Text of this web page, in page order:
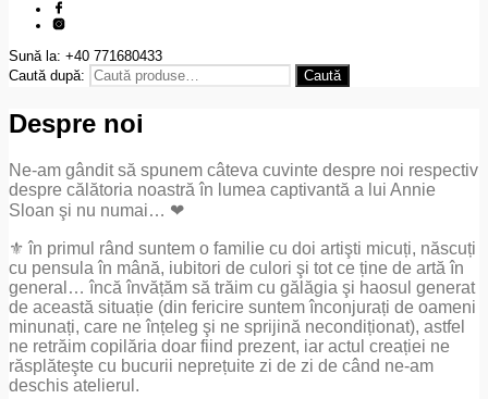
Sună la: +40 771680433
Caută după:
Caută
Despre noi
Ne-am gândit să spunem câteva cuvinte despre noi respectiv
despre călătoria noastră în lumea captivantă a lui Annie
Sloan şi nu numai… ❤
⚜ în primul rând suntem o familie cu doi artişti micuți, născuți
cu pensula în mână, iubitori de culori şi tot ce ține de artă în
general… încă învățăm să trăim cu gălăgia şi haosul generat
de această situație (din fericire suntem înconjurați de oameni
minunați, care ne înțeleg şi ne sprijină necondiționat), astfel
ne retrăim copilăria doar fiind prezent, iar actul creației ne
răsplăteşte cu bucurii neprețuite zi de zi de când ne-am
deschis atelierul.